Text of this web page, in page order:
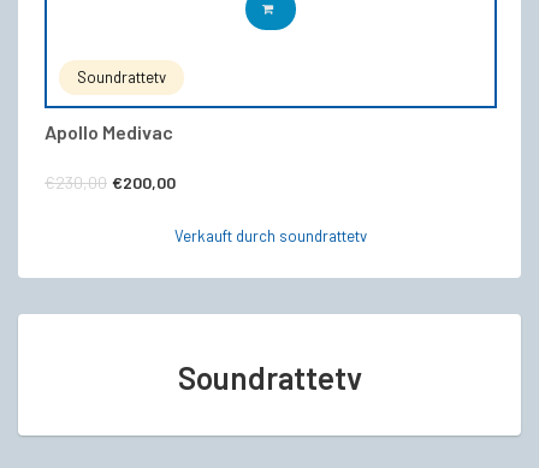
Soundrattetv
Apollo Medivac
€230,00 Ursprünglicher
€200,00
IN DEN WARENKORB
Verkauft durch soundrattetv
Soundrattetv